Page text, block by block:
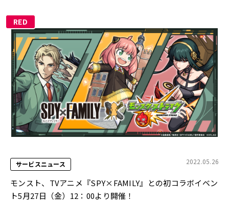
RED
サービスニュース 2022.05.26
モンスト、TVアニメ『SPY×FAMILY』との初コラボイベン
ト5月27日（金）12：00より開催！